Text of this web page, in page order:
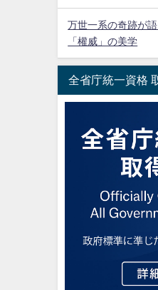
万世一系の奇跡が
「權威」の美学
全省庁統一資格